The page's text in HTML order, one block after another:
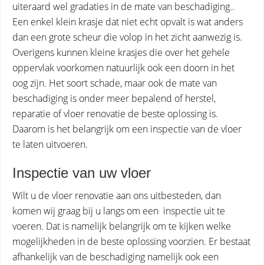
uiteraard wel gradaties in de mate van beschadiging..
Een enkel klein krasje dat niet echt opvalt is wat anders
dan een grote scheur die volop in het zicht aanwezig is.
Overigens kunnen kleine krasjes die over het gehele
oppervlak voorkomen natuurlijk ook een doorn in het
oog zijn. Het soort schade, maar ook de mate van
beschadiging is onder meer bepalend of herstel,
reparatie of vloer renovatie de beste oplossing is.
Daarom is het belangrijk om een inspectie van de vloer
te laten uitvoeren.
Inspectie van uw vloer
Wilt u de vloer renovatie aan ons uitbesteden, dan
komen wij graag bij u langs om een inspectie uit te
voeren. Dat is namelijk belangrijk om te kijken welke
mogelijkheden in de beste oplossing voorzien. Er bestaat
afhankelijk van de beschadiging namelijk ook een